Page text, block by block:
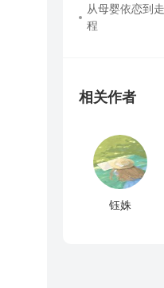
从母婴依恋到
程
相关作者
钰姝